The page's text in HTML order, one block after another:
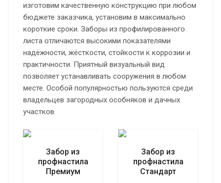
изготовим качественную конструкцию при любом
бюджете заказчика, установим в максимально
короткие сроки. Заборы из профилированного
листа отличаются высокими показателями
надёжности, жёсткости, стойкости к коррозии и
практичности. Приятный визуальный вид
позволяет устанавливать сооружения в любом
месте. Особой популярностью пользуются среди
владельцев загородных особняков и дачных
участков.
Забор из
профнастила
Премиум
Забор из
профнастила
Стандарт